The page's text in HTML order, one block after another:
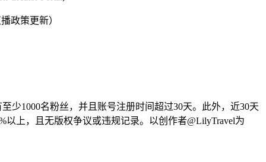
政策更新）
少1000名粉丝，并且账号注册时间超过30天。此外，近30天
上，且无版权争议或违规记录。以创作者@LilyTravel为